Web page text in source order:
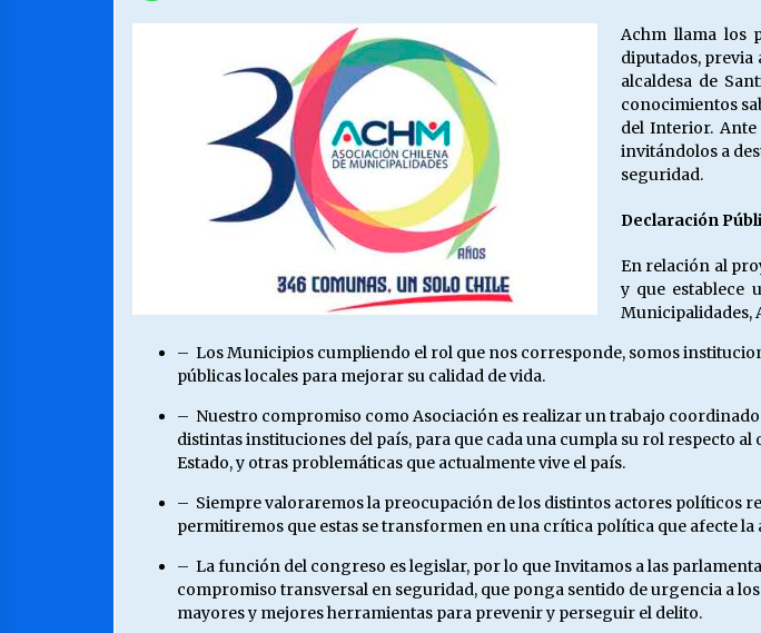
VOLVER A SER ALTERNATIVA
16/06/2026
DESPIDOS
28/05/
S.O.S. a los ricos, Save Our Souls
(Salvar Nuestras Almas)
30/04/2026
¿Asesores
Achm llama los
diputados, previa
alcaldesa de
conocimientos
del Interior. Ante
invitándolos a
seguridad.
Declaración
En relación al
y que establece
Municipalidades,
– Los Municipios cumpliendo el rol que nos corresponde, somos
públicas locales para mejorar su calidad de vida.
– Nuestro compromiso como Asociación es realizar un trabajo
distintas instituciones del país, para que cada una cumpla su rol respecto
Estado, y otras problemáticas que actualmente vive el país.
– Siempre valoraremos la preocupación de los distintos actores políticos
permitiremos que estas se transformen en una crítica política que afecte
– La función del congreso es legislar, por lo que Invitamos a las
compromiso transversal en seguridad, que ponga sentido de urgencia a
mayores y mejores herramientas para prevenir y perseguir el delito.